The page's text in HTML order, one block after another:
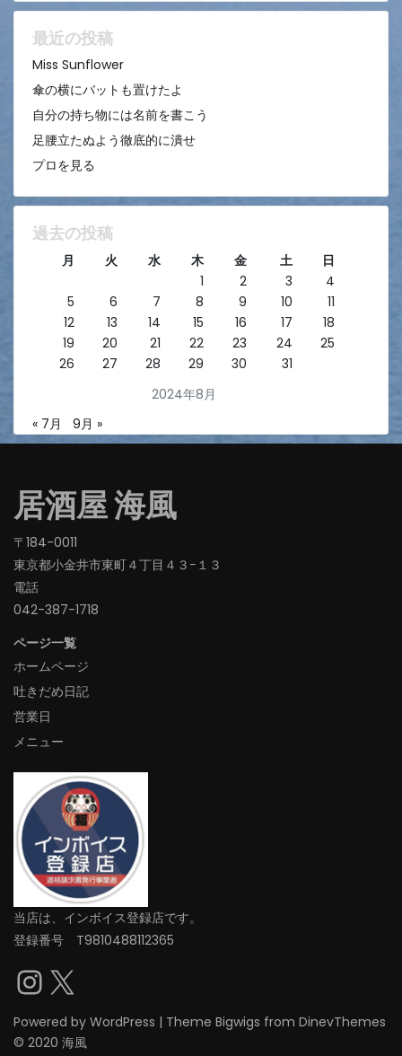
最近の投稿
Miss Sunflower
傘の横にバットも置けたよ
自分の持ち物には名前を書こう
足腰立たぬよう徹底的に潰せ
プロを見る
過去の投稿
2024年8月
月 火 水 木 金 土
日
1
2 3
4
5
6 7 8 9 10
11
12
13 14 15 16 17
18
19
20 21 22 23 24
25
26
27 28 29 30 31
« 7月 9月 »
居酒屋 海風
〒184-0011
東京都小金井市東町４丁目４３−１３
電話
042-387-1718‬
ページ一覧
ホームページ
吐きだめ日記
営業日
メニュー
当店は、インボイス登録店です。
登録番号 T9810488112365
Instagram
X
Powered by WordPress | Theme Bigwigs from DinevThemes
© 2020 海風